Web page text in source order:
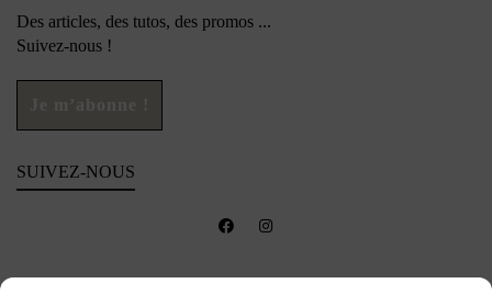
Des articles, des tutos, des promos ...
Suivez-nous !
SUIVEZ-NOUS